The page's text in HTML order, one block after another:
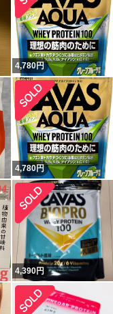
4,780円
4,780円
4,390円